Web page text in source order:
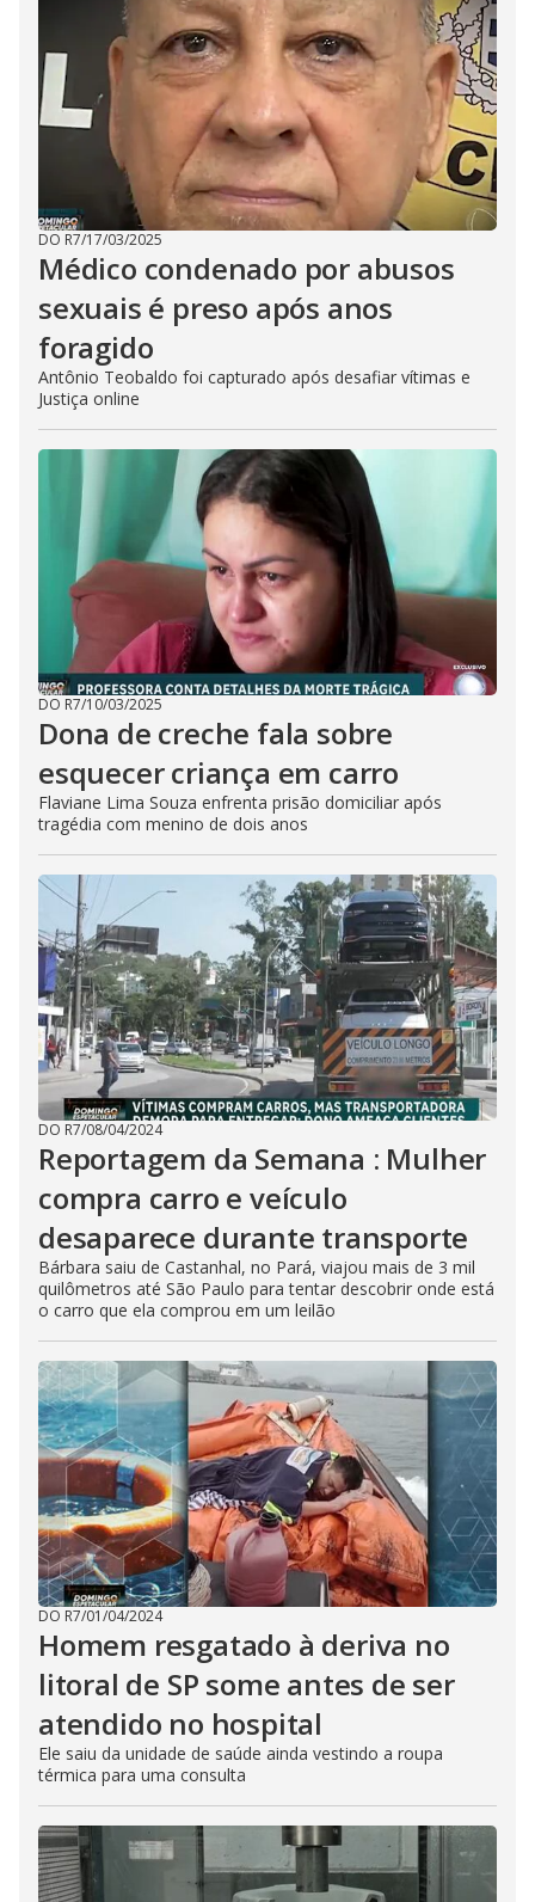
DO R7/17/03/2025
Médico condenado por abusos
sexuais é preso após anos
foragido
Antônio Teobaldo foi capturado após desafiar vítimas e
Justiça online
DO R7/10/03/2025
Dona de creche fala sobre
esquecer criança em carro
Flaviane Lima Souza enfrenta prisão domiciliar após
tragédia com menino de dois anos
DO R7/08/04/2024
Reportagem da Semana : Mulher
compra carro e veículo
desaparece durante transporte
Bárbara saiu de Castanhal, no Pará, viajou mais de 3 mil
quilômetros até São Paulo para tentar descobrir onde está
o carro que ela comprou em um leilão
DO R7/01/04/2024
Homem resgatado à deriva no
litoral de SP some antes de ser
atendido no hospital
Ele saiu da unidade de saúde ainda vestindo a roupa
térmica para uma consulta